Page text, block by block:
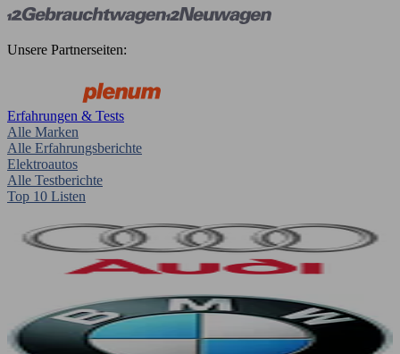
Unsere Partnerseiten:
Erfahrungen & Tests
Alle Marken
Alle Erfahrungsberichte
Elektroautos
Alle Testberichte
Top 10 Listen